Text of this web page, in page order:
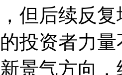
但后续反
投资者力
景气方向